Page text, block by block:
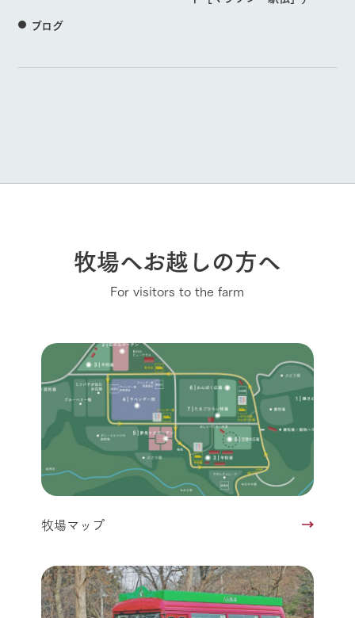
ブログ
牧場へお越しの方へ
For visitors to the farm
牧場マップ